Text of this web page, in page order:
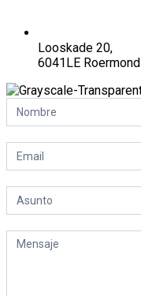
Looskade 20,
6041LE Roermond
Contactformulier